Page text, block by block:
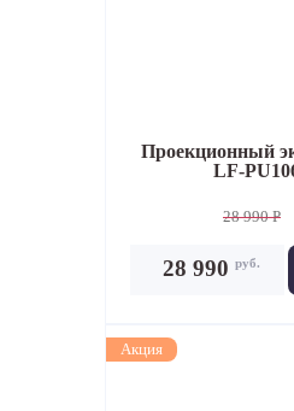
Проекционный
LF-
28 990 P
28 990 руб.
Акция